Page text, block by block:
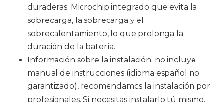
duraderas. Microchip integrado que evita la
sobrecarga, la sobrecarga y el
sobrecalentamiento, lo que prolonga la
duración de la batería.
Información sobre la instalación: no incluye
manual de instrucciones (idioma español no
garantizado), recomendamos la instalación por
profesionales. Si necesitas instalarlo tú mismo,